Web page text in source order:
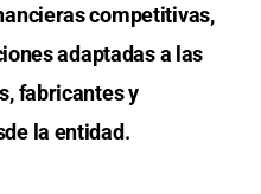
competitivas,
adaptadas a las
fabricantes y
la entidad.